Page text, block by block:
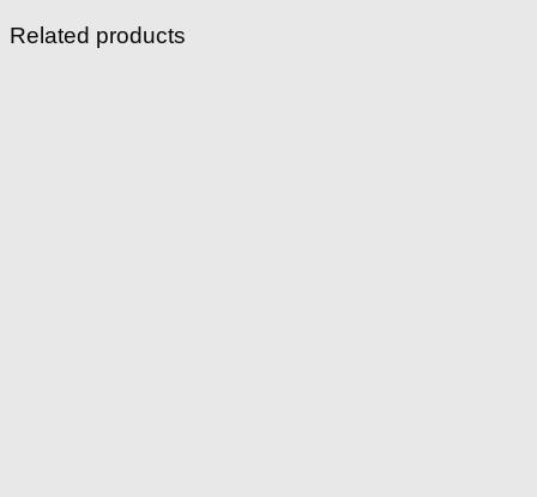
Related products